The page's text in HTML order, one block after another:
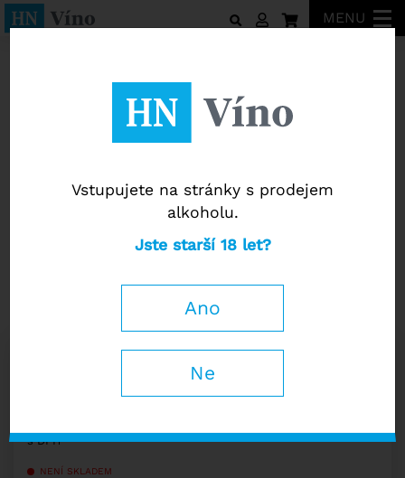
MENU
Pecorino Colline Pescaresi IGT
s DPH
− +
NENÍ SKLADEM
Vstupujete na stránky s prodejem
alkoholu.
Jste starší 18 let?
Ano
Ne